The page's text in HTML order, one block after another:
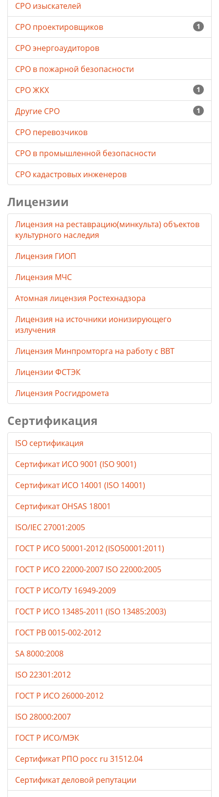
СРО изыскателей
1
СРО проектировщиков
СРО энергоаудиторов
СРО в пожарной безопасности
1
СРО ЖКХ
1
Другие СРО
СРО перевозчиков
СРО в промышленной безопасности
СРО кадастровых инженеров
Лицензии
Лицензия на реставрацию(минкульта) объектов
культурного наследия
Лицензия ГИОП
Лицензия МЧС
Атомная лицензия Ростехнадзора
Лицензия на источники ионизирующего
излучения
Лицензия Минпромторга на работу с ВВТ
Лицензии ФСТЭК
Лицензия Росгидромета
Сертификация
ISO сертификация
Сертификат ИСО 9001 (ISO 9001)
Сертификат ИСО 14001 (ISO 14001)
Сертификат OHSAS 18001
ISO/IEC 27001:2005
ГОСТ Р ИСО 50001-2012 (ISO50001:2011)
ГОСТ Р ИСО 22000-2007 ISO 22000:2005
ГОСТ Р ИСО/ТУ 16949-2009
ГОСТ Р ИСО 13485-2011 (ISO 13485:2003)
ГОСТ РВ 0015-002-2012
SA 8000:2008
ISO 22301:2012
ГОСТ Р ИСО 26000-2012
ISO 28000:2007
ГОСТ Р ИСО/МЭК
Сертификат РПО росс ru 31512.04
Сертификат деловой репутации